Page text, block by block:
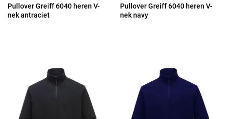
Pullover Greiff 6040 heren V-
nek antraciet
Pullover Greiff 6040 heren V-
nek navy